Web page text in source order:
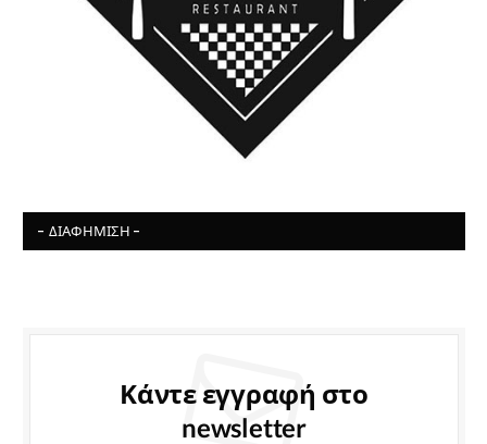
- ΔΙΑΦΉΜΙΣΗ -
Κάντε εγγραφή στο
newsletter